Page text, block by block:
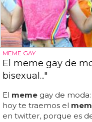
MEME GAY
El meme gay de
bisexual..."
El meme gay de
hoy te traemos el
en twitter, porque es